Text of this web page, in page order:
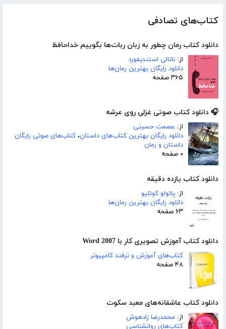
کتاب‌های تصادفی
دانلود کتاب رمان چطور به زبان ربات‌ها بگوییم خداحافظ
از: ناتالی استندیفورد
دانلود رایگان بهترین رمان‌ها
۳۶۵ صفحه
🎧 دانلود کتاب صوتی غزلی روی عرشه
از: عصمت حسینی
دانلود رایگان بهترین کتاب‌های داستان، کتاب‌های صوتی رایگان
داستان و رمان
۰ صفحه
دانلود کتاب یازده دقیقه
از: پائولو کوئلیو
دانلود رایگان بهترین رمان‌ها
۶۳ صفحه
دانلود کتاب آموزش تصویری کار با Word 2007
کتاب‌های آموزش و ترفند کامپیوتر
۴۸ صفحه
دانلود کتاب عاشقانه‌های معبد سکوت
از: محمدرضا زادهوش
کتاب‌های روانشناسی